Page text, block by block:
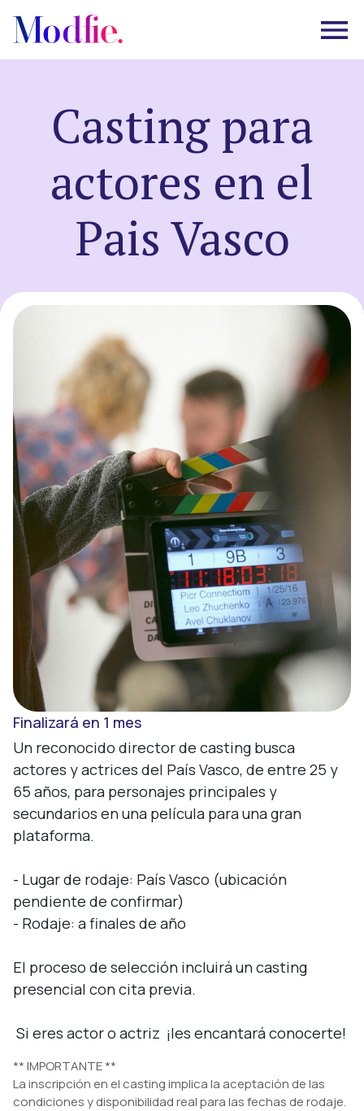
Castings
Sobre nosotros
Preguntas frecuentes
EN
Registro
Entrar
Casting para
actores en el
Pais Vasco
Finalizará en 1 mes
Un reconocido director de casting busca
actores y actrices del País Vasco, de entre 25 y
65 años, para personajes principales y
secundarios en una película para una gran
plataforma.
- Lugar de rodaje: País Vasco (ubicación
pendiente de confirmar)
- Rodaje: a finales de año
El proceso de selección incluirá un casting
presencial con cita previa.
Si eres actor o actriz  ¡les encantará conocerte!
** IMPORTANTE **
La inscripción en el casting implica la aceptación de las
condiciones y disponibilidad real para las fechas de rodaje.